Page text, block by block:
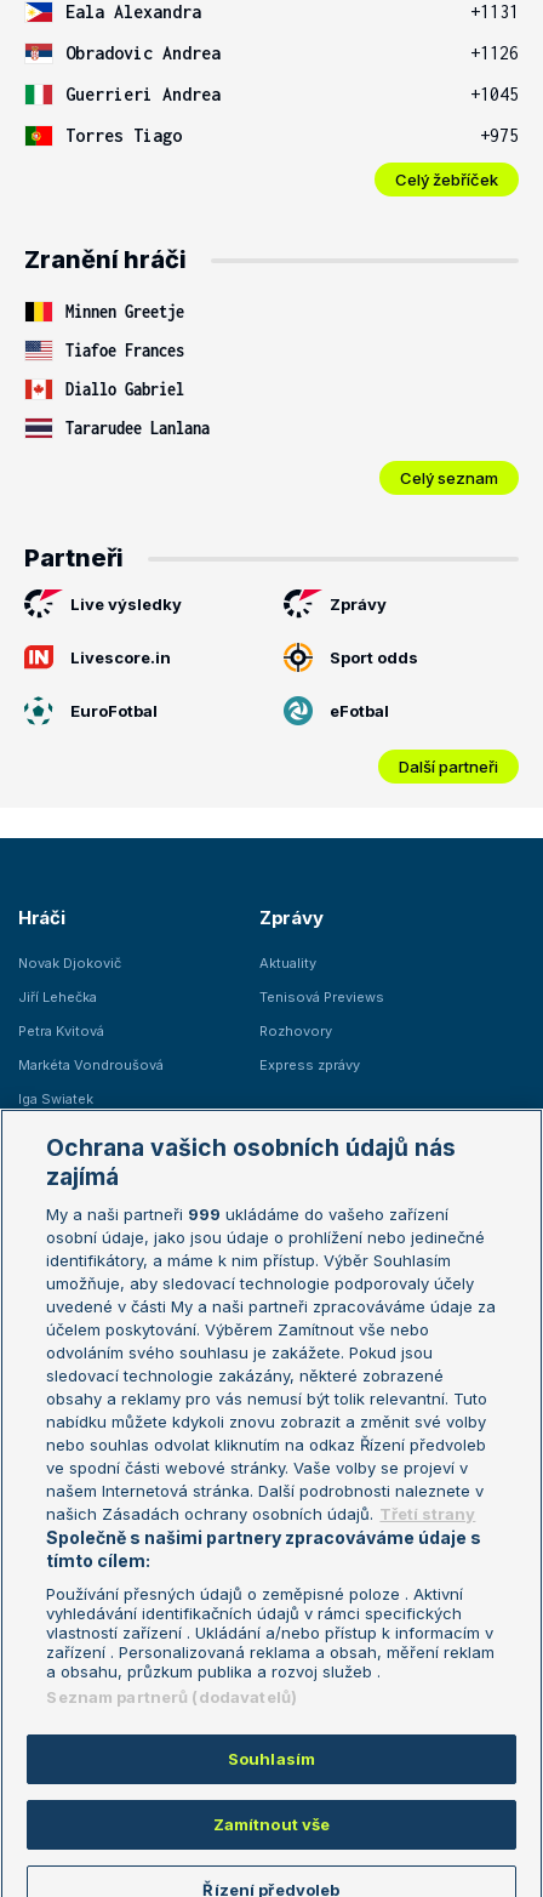
Eala Alexandra
+1131
Obradovic Andrea
+1126
Guerrieri Andrea
+1045
Torres Tiago
+975
Celý žebříček
Zranění hráči
Minnen Greetje
Tiafoe Frances
Diallo Gabriel
Tararudee Lanlana
Celý seznam
Partneři
Live výsledky Zprávy
Livescore.in Sport odds
EuroFotbal eFotbal
Další partneři
Hráči
Novak Djokovič
Jiří Lehečka
Petra Kvitová
Markéta Vondroušová
Iga Swiatek
Zprávy
Aktuality
Tenisová Previews
Rozhovory
Express zprávy
Žebříčky
Žebříček ATP (muži)
Žebříček WTA (ženy)
Sázkařský žebříček
Australian Open
French Open
Wimbledon
US Open
Turnaj mistrů
Turnaj mistryň
Aktualní trendy
Fotbalové přestupy
Livesport Daily
LS Prague Open
Podmínky užití
Nastavení soukromí
GDPR a žurnalistika
Reklama
Kontakt
Informace o zpracování osobních
údajů
Copyright © 2008-2026 TenisPortal.cz. Využíváme zpravodajství ČTK.
Ochrana vašich osobních údajů nás
zajímá
My a naši partneři 999 ukládáme do vašeho zařízení
osobní údaje, jako jsou údaje o prohlížení nebo jedinečné
identifikátory, a máme k nim přístup. Výběr Souhlasím
umožňuje, aby sledovací technologie podporovaly účely
uvedené v části My a naši partneři zpracováváme údaje za
účelem poskytování. Výběrem Zamítnout vše nebo
odvoláním svého souhlasu je zakážete. Pokud jsou
sledovací technologie zakázány, některé zobrazené
obsahy a reklamy pro vás nemusí být tolik relevantní. Tuto
nabídku můžete kdykoli znovu zobrazit a změnit své volby
nebo souhlas odvolat kliknutím na odkaz Řízení předvoleb
ve spodní části webové stránky. Vaše volby se projeví v
našem Internetová stránka. Další podrobnosti naleznete v
našich Zásadách ochrany osobních údajů. Třetí strany
Společně s našimi partnery zpracováváme údaje s
tímto cílem:
Používání přesných údajů o zeměpisné poloze . Aktivní
vyhledávání identifikačních údajů v rámci specifických
vlastností zařízení . Ukládání a/nebo přístup k informacím v
zařízení . Personalizovaná reklama a obsah, měření reklam
a obsahu, průzkum publika a rozvoj služeb .
Seznam partnerů (dodavatelů)
Souhlasím
Zamítnout vše
Řízení předvoleb